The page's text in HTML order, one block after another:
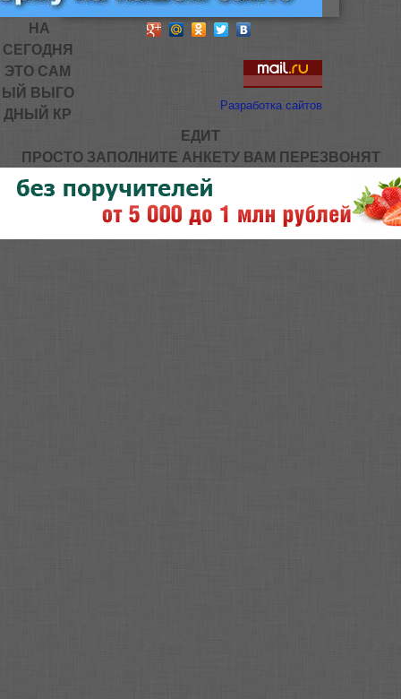
Разработка сайтов
НА
СЕГОДНЯ
ЭТО САМ
ЫЙ ВЫГО
ДНЫЙ КР
ЕДИТ
ПРОСТО ЗАПОЛНИТЕ АНКЕТУ ВАМ ПЕРЕЗВОНЯТ